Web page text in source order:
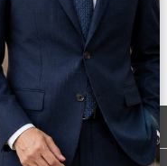
nước sôi